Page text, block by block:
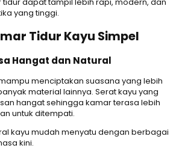
yang tinggi.
Tidur Kayu Simpel
Hangat dan Natural
menciptakan suasana yang lebih
material lainnya. Serat kayu yang
hangat sehingga kamar terasa lebih
untuk ditempati.
kayu mudah menyatu dengan berbagai
kini.